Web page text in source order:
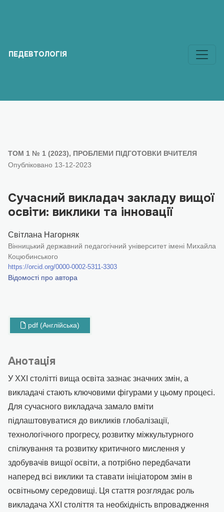
ПЕДЕВТОЛОГІЯ
ТОМ 1 № 1 (2023), ПРОБЛЕМИ ПІДГОТОВКИ ВЧИТЕЛЯ
Сучасний викладач закладу вищої
освіти: виклики та інновації
Опубліковано 13-12-2023
Світлана Нагорняк
Вінницький державний педагогічний університет імені Михайла
Коцюбинського
https://orcid.org/0000-0002-5311-3303
Відомості про автора
pdf (Англійська)
Анотація
У ХХІ столітті вища освіта зазнає значних змін, а
викладачі стають ключовими фігурами у цьому процесі.
Для сучасного викладача замало вміти
підлаштовуватися до викликів глобалізації,
технологічного прогресу, розвитку міжкультурного
спілкування та розвитку критичного мислення у
здобувачів вищої освіти, а потрібно передбачати
наперед всі виклики та ставати ініціатором змін в
освітньому середовищі. Ця стаття розглядає роль
викладача ХХІ століття та необхідність впровадження